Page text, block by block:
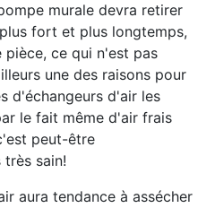
murale devra retirer
fort et plus longtemps,
ce qui n'est pas
une des raisons pour
d'échangeurs d'air les
le fait même d'air frais
peut-être
sain!
aura tendance à assécher